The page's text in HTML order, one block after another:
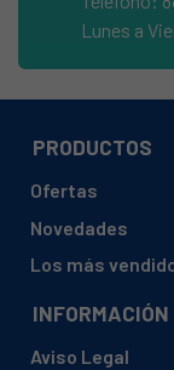
TEKA, HT510
TEKA, HT510-B
TEKA,
TEKA, HT610
TEKA, HT610ME
TEKA,
Lunes a
PRODUCTOS
Ofertas
Novedades
Los más
INFORMACIÓN
Aviso Legal